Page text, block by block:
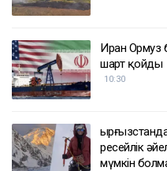
Иран Ормуз
шарт қойды
10:30
ресейлік
мүмкін